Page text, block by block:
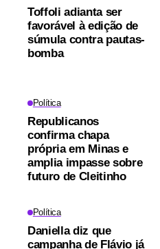
Toffoli adianta ser
favorável à edição de
súmula contra pautas-
bomba
Política
Republicanos
confirma chapa
própria em Minas e
amplia impasse sobre
futuro de Cleitinho
Política
Daniella diz que
campanha de Flávio já